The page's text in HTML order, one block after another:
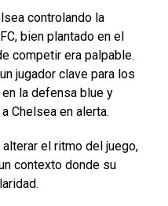
controlando la
bien plantado en el
competir era palpable.
jugador clave para los
la defensa blue y
Chelsea en alerta.
alterar el ritmo del juego,
contexto donde su